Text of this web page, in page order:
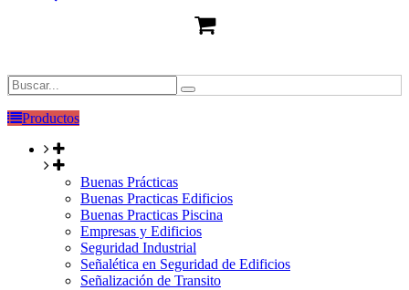
Productos
Buenas Prácticas
Buenas Practicas Edificios
Buenas Practicas Piscina
Empresas y Edificios
Seguridad Industrial
Señalética en Seguridad de Edificios
Señalización de Transito